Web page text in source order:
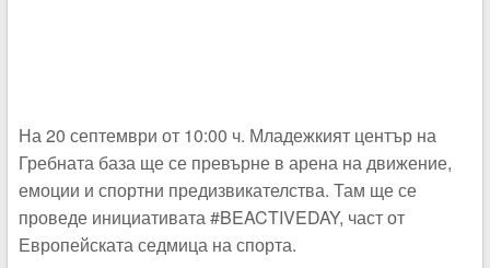
На 20 септември от 10:00 ч. Младежкият център на
Гребната база ще се превърне в арена на движение,
емоции и спортни предизвикателства. Там ще се
проведе инициативата #BEACTIVEDAY, част от
Европейската седмица на спорта.